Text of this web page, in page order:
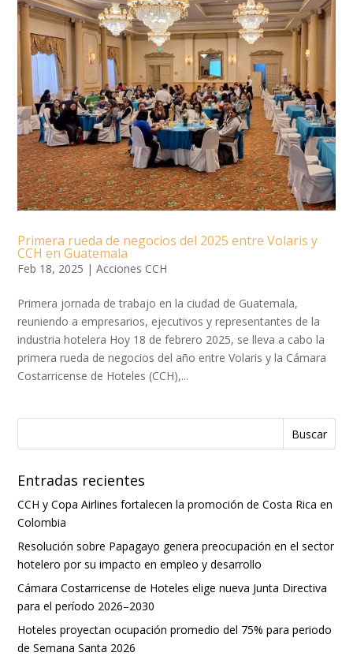
Primera rueda de negocios del 2025 entre Volaris y
CCH en Guatemala
Feb 18, 2025 |Acciones CCH
Primera jornada de trabajo en la ciudad de Guatemala,
reuniendo a empresarios, ejecutivos y representantes de la
industria hotelera Hoy 18 de febrero 2025, se lleva a cabo la
primera rueda de negocios del año entre Volaris y la Cámara
Costarricense de Hoteles (CCH),...
Entradas recientes
CCH y Copa Airlines fortalecen la promoción de Costa Rica en
Colombia
Resolución sobre Papagayo genera preocupación en el sector
hotelero por su impacto en empleo y desarrollo
Cámara Costarricense de Hoteles elige nueva Junta Directiva
para el período 2026–2030
Hoteles proyectan ocupación promedio del 75% para periodo
de Semana Santa 2026